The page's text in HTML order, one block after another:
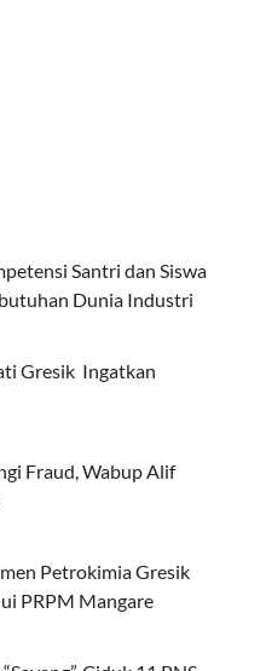
Santri dan Siswa
Dunia Industri
Gresik Ingatkan
Fraud, Wabup Alif
Petrokimia Gresik
PRPM Mangare